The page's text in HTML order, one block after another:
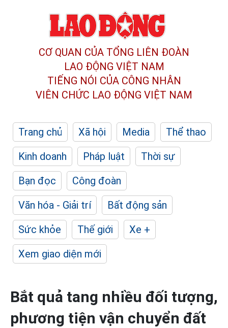
CƠ QUAN CỦA TỔNG LIÊN ĐOÀN
LAO ĐỘNG VIỆT NAM
TIẾNG NÓI CỦA CÔNG NHÂN
VIÊN CHỨC LAO ĐỘNG VIỆT NAM
Trang chủ Xã hội Media
Thể thao
Kinh doanh
Pháp luật
Thời sự
Bạn đọc
Công đoàn
Văn hóa - Giải trí
Bất động sản
Sức khỏe
Thế giới
Xe +
Xem giao diện mới
Bắt quả tang nhiều đối tượng,
phương tiện vận chuyển đất